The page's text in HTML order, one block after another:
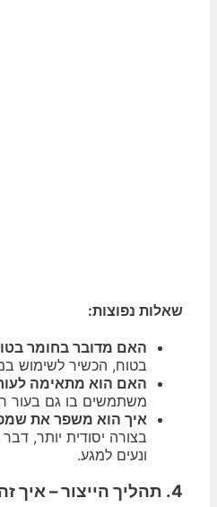
שאלות נפוצות:
האם מדובר בחומר
בטוח, הכשיר לשימוש
האם הוא מתאימה לעור
משתמשים בו גם בעור
איך הוא משפר את
בצורה יסודית יותר,
ונעים למגע.
4. תהליך הייצור – איך זה מגיע למוצר?